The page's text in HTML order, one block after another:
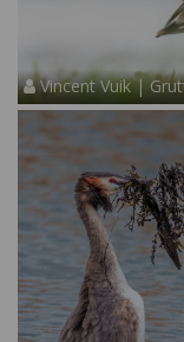
Vincent Vuik |